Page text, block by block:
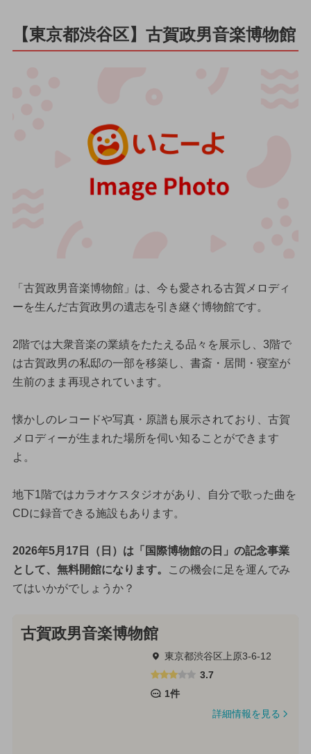
【東京都渋谷区】古賀政男音楽博物館
「古賀政男音楽博物館」は、今も愛される古賀メロディ
ーを生んだ古賀政男の遺志を引き継ぐ博物館です。
2階では大衆音楽の業績をたたえる品々を展示し、3階で
は古賀政男の私邸の一部を移築し、書斎・居間・寝室が
生前のまま再現されています。
懐かしのレコードや写真・原譜も展示されており、古賀
メロディーが生まれた場所を伺い知ることができます
よ。
地下1階ではカラオケスタジオがあり、自分で歌った曲を
CDに録音できる施設もあります。
2026年5月17日（日）は「国際博物館の日」の記念事業
として、無料開館になります。
この機会に足を運んでみ
てはいかがでしょうか？
古賀政男音楽博物館
東京都渋谷区上原3-6-12
3.7
1件
詳細情報を見る